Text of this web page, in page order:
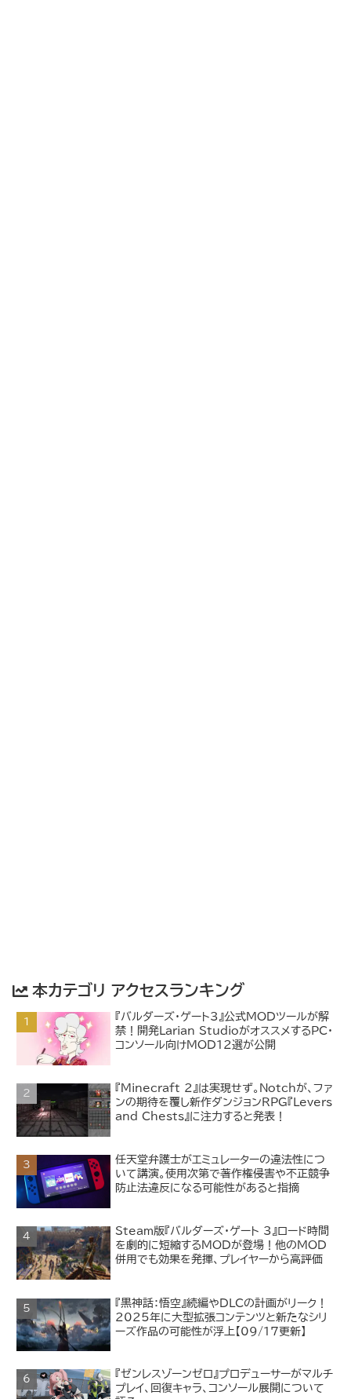
本カテゴリ アクセスランキング
『バルダーズ・ゲート3』公式MODツールが解
禁！開発Larian StudioがオススメするPC・
コンソール向けMOD12選が公開
『Minecraft 2』は実現せず。Notchが、ファ
ンの期待を覆し新作ダンジョンRPG『Levers
and Chests』に注力すると発表！
任天堂弁護士がエミュレーターの違法性につ
いて講演。使用次第で著作権侵害や不正競争
防止法違反になる可能性があると指摘
Steam版『バルダーズ・ゲート 3』ロード時間
を劇的に短縮するMODが登場！他のMOD
併用でも効果を発揮、プレイヤーから高評価
『黒神話：悟空』続編やDLCの計画がリーク！
2025年に大型拡張コンテンツと新たなシリ
ーズ作品の可能性が浮上【09/17更新】
『ゼンレスゾーンゼロ』プロデューサーがマルチ
プレイ、回復キャラ、コンソール展開について